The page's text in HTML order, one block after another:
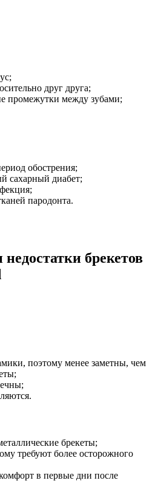
друг друга;
промежутки между зубами;
обострения;
сахарный диабет;
пародонта.
брекетов
поэтому менее заметны, чем
брекеты;
требуют более осторожного
в первые дни после